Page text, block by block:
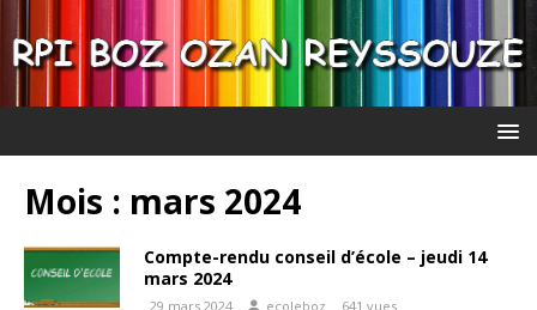
Mois : mars 2024
Compte-rendu conseil d’école – jeudi 14
mars 2024
29 mars 2024 ecoleboz 641 vues